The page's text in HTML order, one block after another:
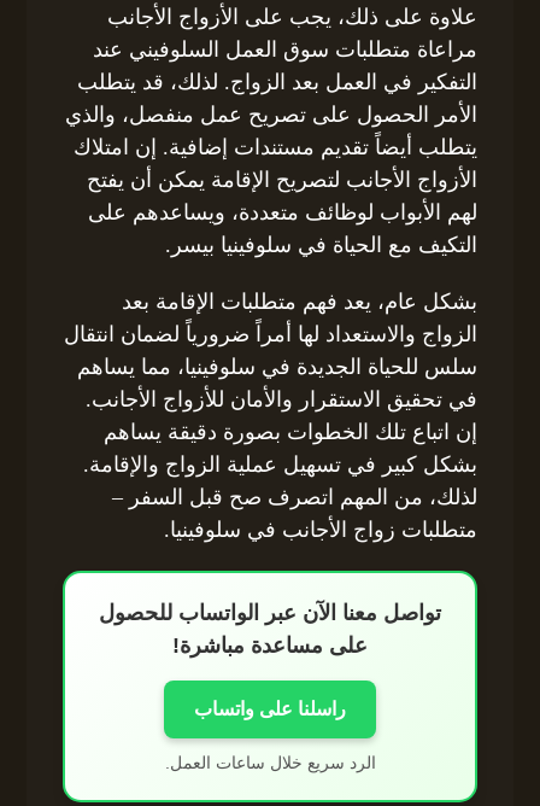
علاوة على ذلك، يجب على الأزواج الأجانب
مراعاة متطلبات سوق العمل السلوفيني عند
التفكير في العمل بعد الزواج. لذلك، قد يتطلب
الأمر الحصول على تصريح عمل منفصل، والذي
يتطلب أيضاً تقديم مستندات إضافية. إن امتلاك
الأزواج الأجانب لتصريح الإقامة يمكن أن يفتح
لهم الأبواب لوظائف متعددة، ويساعدهم على
التكيف مع الحياة في سلوفينيا بيسر.
بشكل عام، يعد فهم متطلبات الإقامة بعد
الزواج والاستعداد لها أمراً ضرورياً لضمان انتقال
سلس للحياة الجديدة في سلوفينيا، مما يساهم
في تحقيق الاستقرار والأمان للأزواج الأجانب.
إن اتباع تلك الخطوات بصورة دقيقة يساهم
بشكل كبير في تسهيل عملية الزواج والإقامة.
لذلك، من المهم اتصرف صح قبل السفر –
متطلبات زواج الأجانب في سلوفينيا.
تواصل معنا الآن عبر الواتساب للحصول
على مساعدة مباشرة!
راسلنا على واتساب
الرد سريع خلال ساعات العمل.